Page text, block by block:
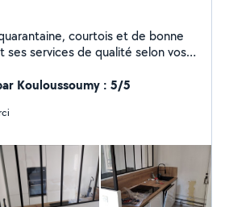
ses services de qualité selon vos
Kouloussoumy : 5/5